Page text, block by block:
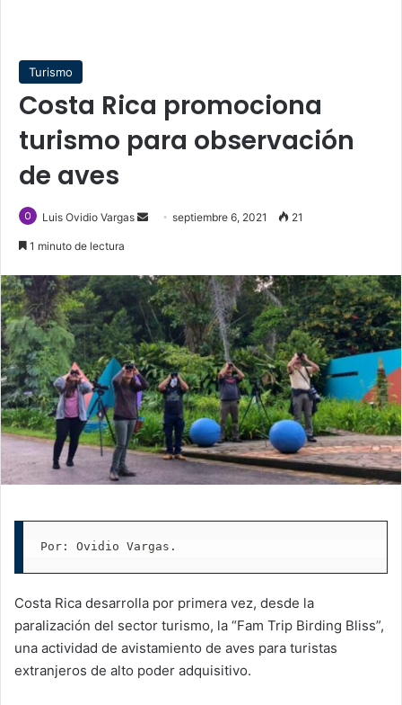
Turismo
Costa Rica promociona
turismo para observación
de aves
Luis Ovidio Vargas
Sendseptiembre 6, 2021 21
1 minuto de lectura
Por: Ovidio Vargas.
Costa Rica desarrolla por primera vez, desde la
paralización del sector turismo, la “Fam Trip Birding Bliss”,
una actividad de avistamiento de aves para turistas
extranjeros de alto poder adquisitivo.